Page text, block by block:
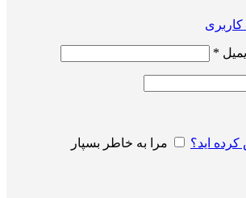
*
اید؟
مرا به خاطر بسپار